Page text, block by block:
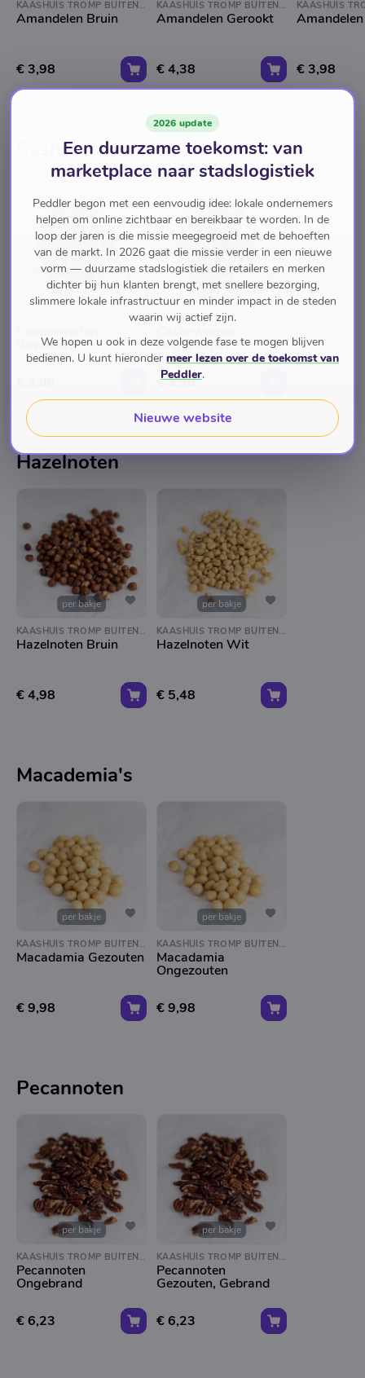
KAASHUIS TROMP BUITENVELDERTSELAAN
Amandelen Bruin
€ 3,98
KAASHUIS TROMP BUITENVELDERTSELAAN
Amandelen Gerookt
€ 4,38 € 3,98
Cashewnoten
per bakje
KAASHUIS TROMP BUITENVELDERTSELAAN
Gezouten
per bakje
Ongezouten
€ 3,98
Hazelnoten
per bakje
KAASHUIS TROMP BUITENVELDERTSELAAN
Hazelnoten Bruin
€ 4,98
per bakje
KAASHUIS TROMP BUITENVELDERTSELAAN
Hazelnoten Wit
€ 5,48
Macademia's
per bakje
KAASHUIS TROMP BUITENVELDERTSELAAN
Macadamia Gezouten
€ 9,98
per bakje
KAASHUIS TROMP BUITENVELDERTSELAAN
Macadamia
Ongezouten
€ 9,98
Pecannoten
per bakje
KAASHUIS TROMP BUITENVELDERTSELAAN
Pecannoten
Ongebrand
€ 6,23
per bakje
KAASHUIS TROMP BUITENVELDERTSELAAN
Pecannoten
Gezouten, Gebrand
€ 6,23
2026 update
Een duurzame toekomst: van
marketplace naar stadslogistiek
Peddler begon met een eenvoudig idee: lokale ondernemers
helpen om online zichtbaar en bereikbaar te worden. In de
loop der jaren is die missie meegegroeid met de behoeften
van de markt. In 2026 gaat die missie verder in een nieuwe
vorm — duurzame stadslogistiek die retailers en merken
dichter bij hun klanten brengt, met snellere bezorging,
slimmere lokale infrastructuur en minder impact in de steden
waarin wij actief zijn.
We hopen u ook in deze volgende fase te mogen blijven
bedienen. U kunt hieronder meer lezen over de toekomst van
Peddler.
Nieuwe website